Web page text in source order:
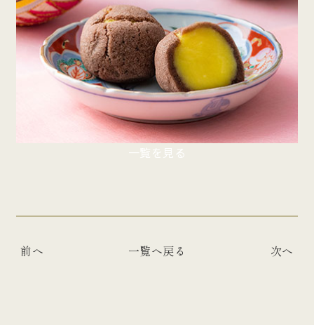
一覧を見る
前へ 一覧へ戻る 次へ